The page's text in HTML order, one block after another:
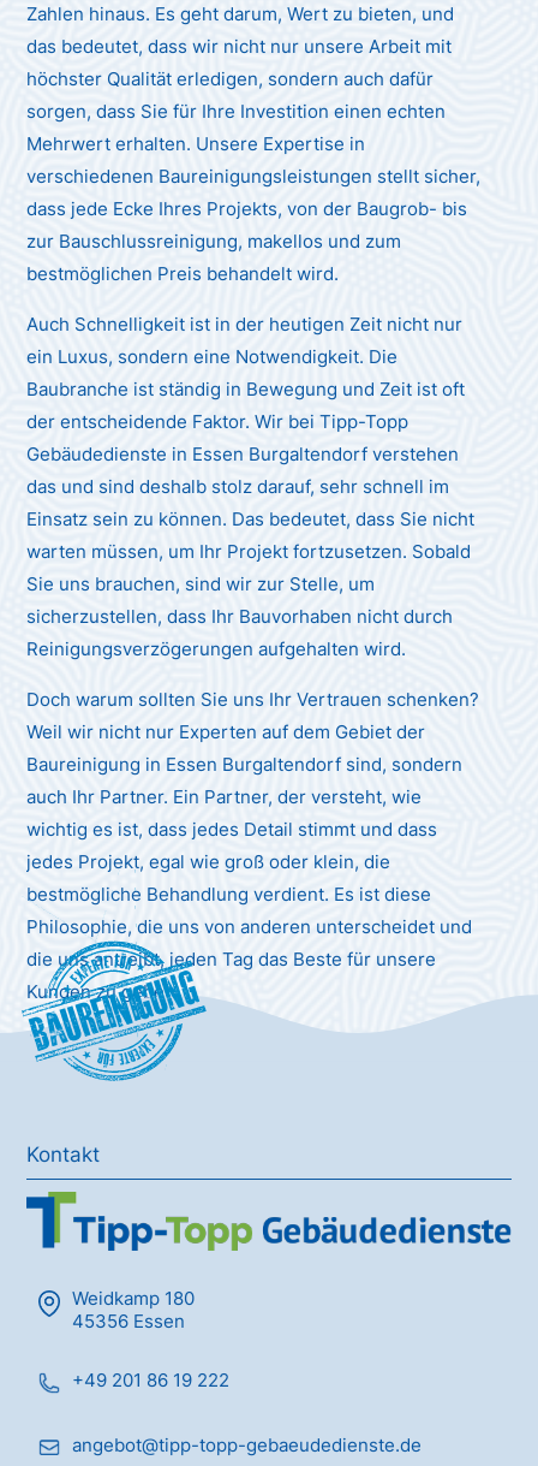
Zahlen hinaus. Es geht darum, Wert zu bieten, und
das bedeutet, dass wir nicht nur unsere Arbeit mit
höchster Qualität erledigen, sondern auch dafür
sorgen, dass Sie für Ihre Investition einen echten
Mehrwert erhalten. Unsere Expertise in
verschiedenen Baureinigungsleistungen stellt sicher,
dass jede Ecke Ihres Projekts, von der Baugrob- bis
zur Bauschlussreinigung, makellos und zum
bestmöglichen Preis behandelt wird.
Auch Schnelligkeit ist in der heutigen Zeit nicht nur
ein Luxus, sondern eine Notwendigkeit. Die
Baubranche ist ständig in Bewegung und Zeit ist oft
der entscheidende Faktor. Wir bei Tipp-Topp
Gebäudedienste in Essen Burgaltendorf verstehen
das und sind deshalb stolz darauf, sehr schnell im
Einsatz sein zu können. Das bedeutet, dass Sie nicht
warten müssen, um Ihr Projekt fortzusetzen. Sobald
Sie uns brauchen, sind wir zur Stelle, um
sicherzustellen, dass Ihr Bauvorhaben nicht durch
Reinigungsverzögerungen aufgehalten wird.
Doch warum sollten Sie uns Ihr Vertrauen schenken?
Weil wir nicht nur Experten auf dem Gebiet der
Baureinigung in Essen Burgaltendorf sind, sondern
auch Ihr Partner. Ein Partner, der versteht, wie
wichtig es ist, dass jedes Detail stimmt und dass
jedes Projekt, egal wie groß oder klein, die
bestmögliche Behandlung verdient. Es ist diese
Philosophie, die uns von anderen unterscheidet und
die uns antreibt, jeden Tag das Beste für unsere
Kunden zu geben.
Baureinigung
Kontakt
Weidkamp 180
45356 Essen
+49 201 86 19 222
angebot@tipp-topp-gebaeudedienste.de